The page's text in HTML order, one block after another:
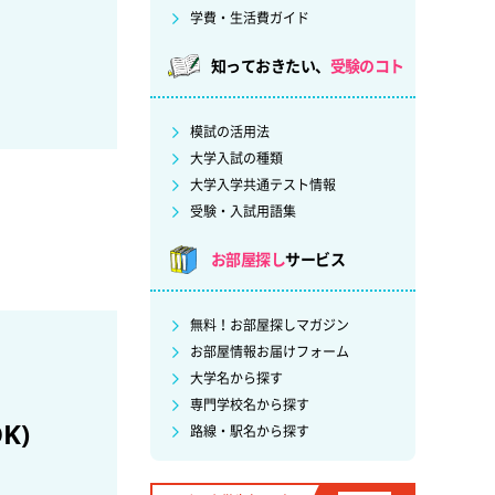
学費・生活費ガイド
知っておきたい、 受験のコト
模試の活用法
大学入試の種類
大学入学共通テスト情報
受験・入試用語集
お部屋探しサービス
無料！お部屋探しマガジン
お部屋情報お届けフォーム
大学名から探す
専門学校名から探す
路線・駅名から探す